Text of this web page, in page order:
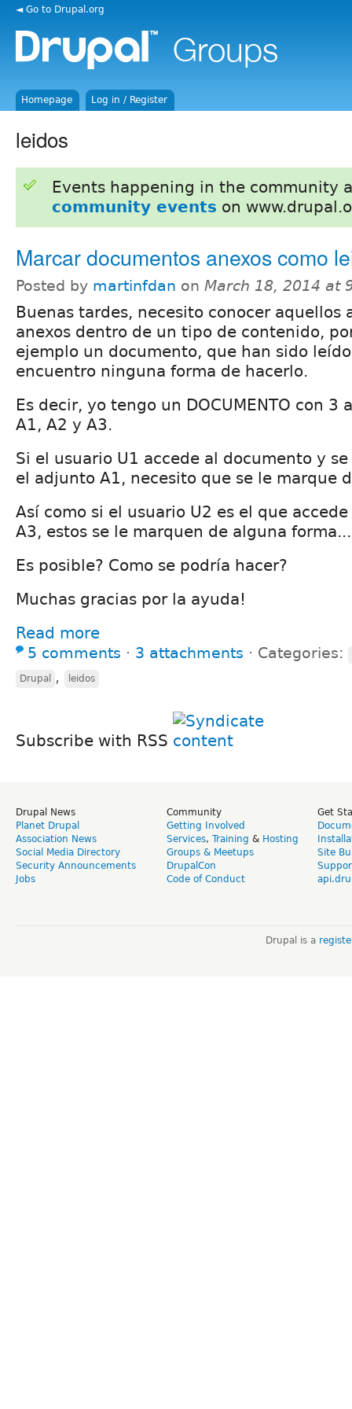
◄ Go to Drupal.org
Homepage Log in / Register
leidos
Events happening in the community
community events on
Marcar documentos anexos como
Posted by martinfdan on March 18, 2014 at
Buenas tardes, necesito conocer aquellos
anexos dentro de un tipo de contenido,
ejemplo un documento, que han sido
encuentro ninguna forma de hacerlo.
Es decir, yo tengo un DOCUMENTO con 3
A1, A2 y A3.
Si el usuario U1 accede al documento y
el adjunto A1, necesito que se le marque
Así como si el usuario U2 es el que
A3, estos se le marquen de alguna forma...
Es posible? Como se podría hacer?
Muchas gracias por la ayuda!
Read more
5 comments ⋅ 3 attachments ⋅ Categories:
Drupal , leidos
Subscribe with RSS
Drupal News
Planet Drupal
Association News
Social Media Directory
Security Announcements
Jobs
Community
Getting Involved
Services, Training & Hosting
Groups & Meetups
DrupalCon
Code of Conduct
Get
Site
Drupal is a